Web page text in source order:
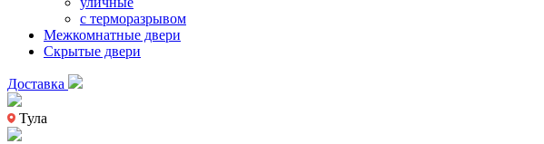
с терморазрывом
Межкомнатные двери
Скрытые двери
Доставка
Тула